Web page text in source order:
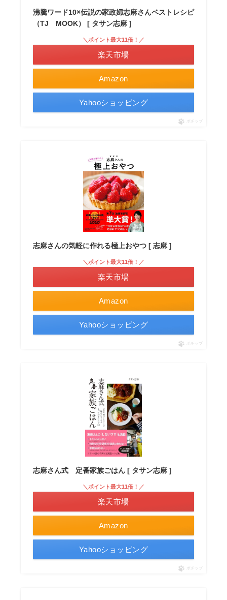
沸騰ワード10×伝説の家政婦志麻さんベストレシピ
（TJ MOOK） [ タサン志麻 ]
Amazon
＼ポイント最大11倍！／
楽天市場
Yahooショッピング
ポチップ
志麻さんの気軽に作れる極上おやつ [ 志麻 ]
Amazon
＼ポイント最大11倍！／
楽天市場
Yahooショッピング
ポチップ
志麻さん式 定番家族ごはん [ タサン志麻 ]
Amazon
＼ポイント最大11倍！／
楽天市場
Yahooショッピング
ポチップ